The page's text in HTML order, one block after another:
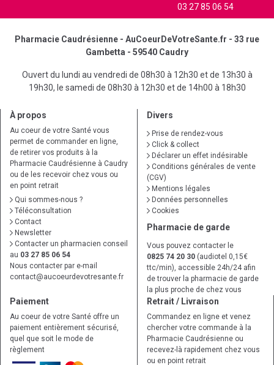
03 27 85 06 54
Pharmacie Caudrésienne - AuCoeurDeVotreSante.fr - 33 rue
Gambetta - 59540 Caudry
Ouvert du lundi au vendredi de 08h30 à 12h30 et de 13h30 à
19h30, le samedi de 08h30 à 12h30 et de 14h00 à 18h30
À propos
Au coeur de votre Santé vous
permet de commander en ligne,
de retirer vos produits à la
Pharmacie Caudrésienne à Caudry
ou de les recevoir chez vous ou
en point retrait
Qui sommes-nous ?
Téléconsultation
Contact
Newsletter
Contacter un pharmacien conseil
au 03 27 85 06 54
Nous contacter par e-mail
contact@aucoeurdevotresante.fr
Divers
Prise de rendez-vous
Click & collect
Déclarer un effet indésirable
Conditions générales de vente
(CGV)
Mentions légales
Données personnelles
Cookies
Pharmacie de garde
Vous pouvez contacter le
0825 74 20 30 (audiotel 0,15€
ttc/min), accessible 24h/24 afin
de trouver la pharmacie de garde
la plus proche de chez vous
Paiement
Au coeur de votre Santé offre un
paiement entièrement sécurisé,
quel que soit le mode de
règlement
Retrait / Livraison
Commandez en ligne et venez
chercher votre commande à la
Pharmacie Caudrésienne ou
recevez-là rapidement chez vous
ou en point retrait